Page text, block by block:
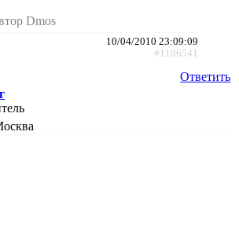
Dmos
10/04/2010 23:09:09
#1106541
Ответить